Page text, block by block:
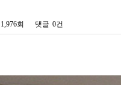
1,976회 댓글 0건